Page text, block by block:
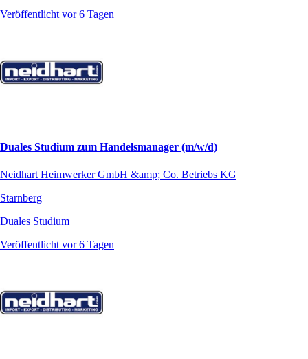
Veröffentlicht vor 6 Tagen
Duales Studium zum Handelsmanager (m/w/d)
Neidhart Heimwerker GmbH &amp; Co. Betriebs KG
Starnberg
Duales Studium
Veröffentlicht vor 6 Tagen